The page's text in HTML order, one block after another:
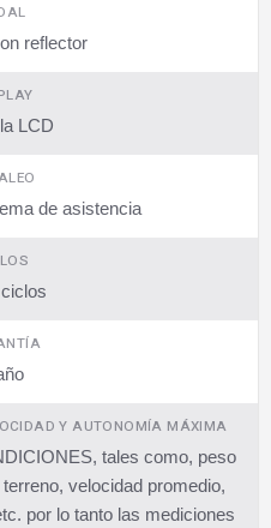
reflector
LCD
de asistencia
Y AUTONOMÍA MÁXIMA
tales como, peso
velocidad promedio,
por lo tanto las mediciones